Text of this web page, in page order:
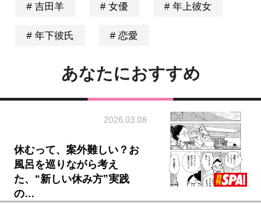
吉田羊 女優 年上彼女
年下彼氏 恋愛
あなたにおすすめ
2026.03.08
休むって、案外難しい？お
風呂を巡りながら考え
た、“新しい休み方”実践
の…